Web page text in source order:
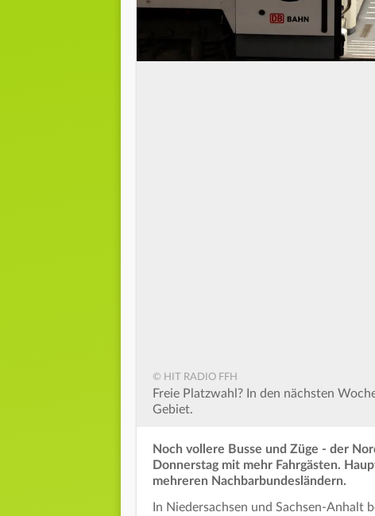
© HIT RADIO FFH
Freie Platzwahl? In den nächsten
Gebiet.
Noch vollere Busse und Züge - der
Donnerstag mit mehr Fahrgästen.
mehreren Nachbarbundesländern.
In Niedersachsen und Sachsen-Anhalt